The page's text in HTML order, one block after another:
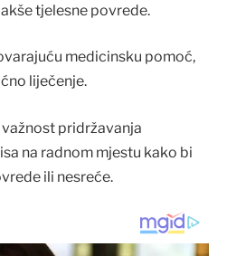
tjelesne povrede.
medicinsku pomoć,
liječenje.
pridržavanja
na radnom mjestu kako bi
ili nesreće.